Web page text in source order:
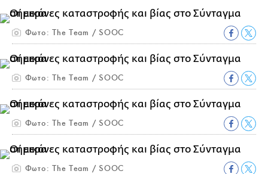
Φωτο: The Team / SOOC
Φωτο: The Team / SOOC
Φωτο: The Team / SOOC
Φωτο: The Team / SOOC